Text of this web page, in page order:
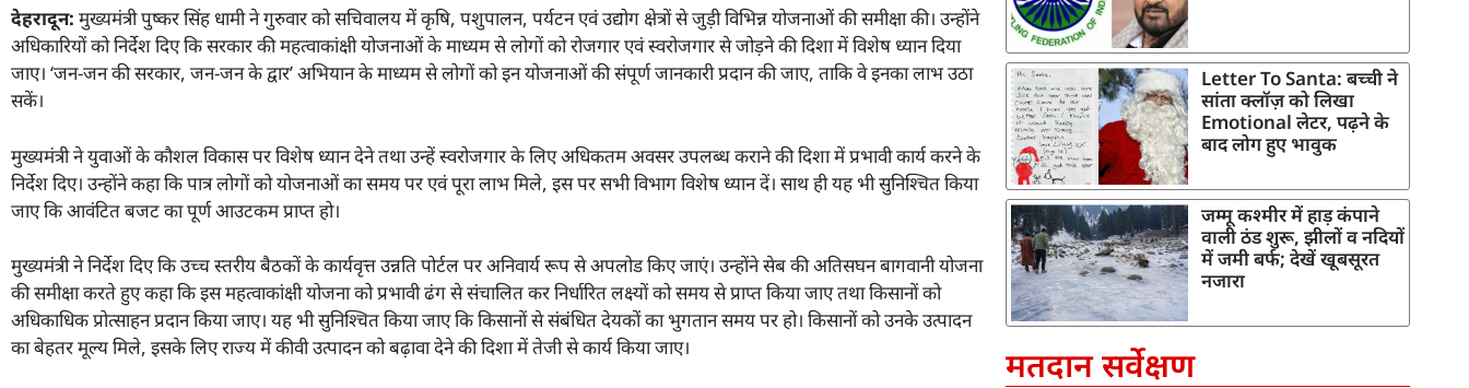
देहरादून: मुख्यमंत्री पुष्कर सिंह धामी ने गुरुवार को सचिवालय में कृषि, पशुपालन, पर्यटन एवं उद्योग क्षेत्रों से जुड़ी विभिन्न योजनाओं की समीक्षा की। उन्होंने
अधिकारियों को निर्देश दिए कि सरकार की महत्वाकांक्षी योजनाओं के माध्यम से लोगों को रोजगार एवं स्वरोजगार से जोड़ने की दिशा में विशेष ध्यान दिया
जाए। ‘जन-जन की सरकार, जन-जन के द्वार’ अभियान के माध्यम से लोगों को इन योजनाओं की संपूर्ण जानकारी प्रदान की जाए, ताकि वे इनका लाभ उठा
सकें।
मुख्यमंत्री ने युवाओं के कौशल विकास पर विशेष ध्यान देने तथा उन्हें स्वरोजगार के लिए अधिकतम अवसर उपलब्ध कराने की दिशा में प्रभावी कार्य करने के
निर्देश दिए। उन्होंने कहा कि पात्र लोगों को योजनाओं का समय पर एवं पूरा लाभ मिले, इस पर सभी विभाग विशेष ध्यान दें। साथ ही यह भी सुनिश्चित किया
जाए कि आवंटित बजट का पूर्ण आउटकम प्राप्त हो।
मुख्यमंत्री ने निर्देश दिए कि उच्च स्तरीय बैठकों के कार्यवृत्त उन्नति पोर्टल पर अनिवार्य रूप से अपलोड किए जाएं। उन्होंने सेब की अतिसघन बागवानी योजना
की समीक्षा करते हुए कहा कि इस महत्वाकांक्षी योजना को प्रभावी ढंग से संचालित कर निर्धारित लक्ष्यों को समय से प्राप्त किया जाए तथा किसानों को
अधिकाधिक प्रोत्साहन प्रदान किया जाए। यह भी सुनिश्चित किया जाए कि किसानों से संबंधित देयकों का भुगतान समय पर हो। किसानों को उनके उत्पादन
का बेहतर मूल्य मिले, इसके लिए राज्य में कीवी उत्पादन को बढ़ावा देने की दिशा में तेजी से कार्य किया जाए।
Letter To Santa: बच्ची ने
सांता क्लॉज़ को लिखा
Emotional लेटर, पढ़ने के
बाद लोग हुए भावुक
जम्मू कश्मीर में हाड़ कंपाने
वाली ठंड शुरू, झीलों व नदियों
में जमी बर्फ; देखें खूबसूरत
नजारा
मतदान सर्वेक्षण